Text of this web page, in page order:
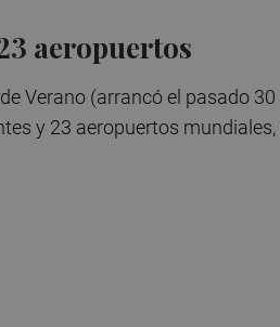
aeropuertos
Verano (arrancó el pasado
y 23 aeropuertos mundiales,